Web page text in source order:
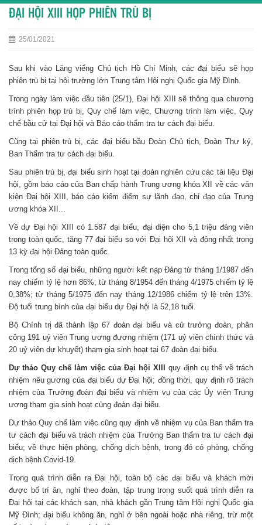
ĐẠI HỘI XIII HỌP PHIÊN TRÙ BỊ
25/01/2021
Sau khi vào Lăng viếng Chủ tịch Hồ Chí Minh, các đại biểu sẽ họp
phiên trù bị tại hội trường lớn Trung tâm Hội nghị Quốc gia Mỹ Đình.
Trong ngày làm việc đầu tiên (25/1), Đại hội XIII sẽ thông qua chương
trình phiên họp trù bị, Quy chế làm việc, Chương trình làm việc, Quy
chế bầu cử tại Đại hội và Báo cáo thẩm tra tư cách đại biểu.
Cũng tại phiên trù bị, các đại biểu bầu Đoàn Chủ tịch, Đoàn Thư ký,
Ban Thẩm tra tư cách đại biểu.
Sau phiên trù bị, đại biểu sinh hoạt tại đoàn nghiên cứu các tài liệu Đại
hội, gồm báo cáo của Ban chấp hành Trung ương khóa XII về các văn
kiện Đại hội XIII, báo cáo kiểm điểm sự lãnh đạo, chỉ đạo của Trung
ương khóa XII...
Về dự Đại hội XIII có 1.587 đại biểu, đại diện cho 5,1 triệu đảng viên
trong toàn quốc, tăng 77 đại biểu so với Đại hội XII và đông nhất trong
13 kỳ đại hội Đảng toàn quốc.
Trong tổng số đại biểu, những người kết nạp Đảng từ tháng 1/1987 đến
nay chiếm tỷ lệ hơn 86%; từ tháng 8/1954 đến tháng 4/1975 chiếm tỷ lệ
0,38%; từ tháng 5/1975 đến nay tháng 12/1986 chiếm tỷ lệ trên 13%.
Độ tuổi trung bình của đại biểu dự Đại hội là 52,18 tuổi.
Bộ Chính trị đã thành lập 67 đoàn đại biểu và cử trưởng đoàn, phân
công 191 uỷ viên Trung ương đương nhiệm (171 uỷ viên chính thức và
20 uỷ viên dự khuyết) tham gia sinh hoạt tại 67 đoàn đại biểu.
Dự thảo Quy chế làm việc của Đại hội XIII
quy định cụ thể về trách
nhiệm nêu gương của đại biểu dự Đại hội; đồng thời, quy định rõ trách
nhiệm của Trưởng đoàn đại biểu và nhiệm vụ của các Ủy viên Trung
ương tham gia sinh hoạt cùng đoàn đại biểu.
Dự thảo Quy chế làm việc cũng quy định về nhiệm vụ của Ban thẩm tra
tư cách đại biểu và trách nhiệm của Trưởng Ban thẩm tra tư cách đại
biểu; về thực hiện phòng, chống dịch bệnh, trong đó có phòng, chống
dịch bệnh Covid-19.
Trong quá trình diễn ra Đại hội, toàn bộ các đại biểu và khách mời
được bố trí ăn, nghỉ theo đoàn, tập trung trong suốt quá trình diễn ra
Đại hội tại các khách sạn, nhà khách gần Trung tâm Hội nghị Quốc gia
Mỹ Đình; đại biểu không ăn, nghỉ ở bên ngoài hoặc nhà riêng, trừ một